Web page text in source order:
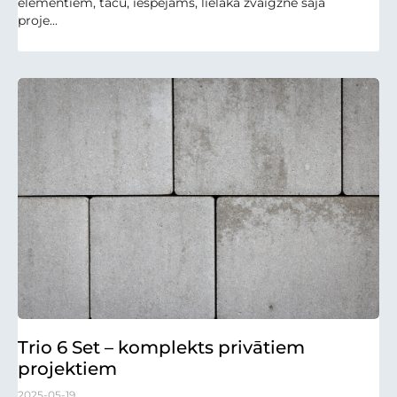
proje...
Trio 6 Set – komplekts privātiem
projektiem